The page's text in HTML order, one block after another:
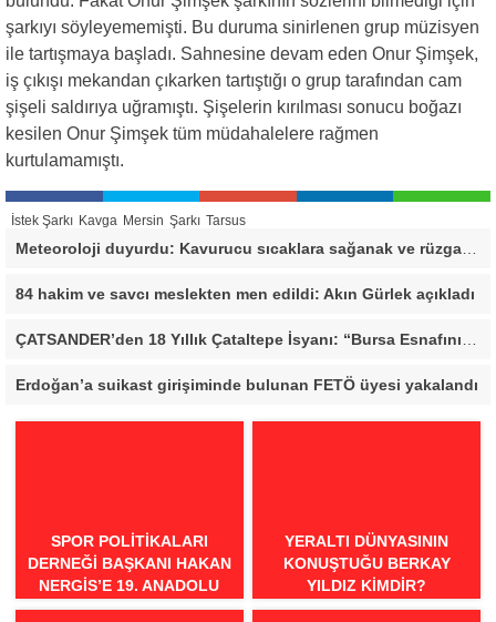
şarkıyı söyleyememişti. Bu duruma sinirlenen grup müzisyen
ile tartışmaya başladı. Sahnesine devam eden Onur Şimşek,
iş çıkışı mekandan çıkarken tartıştığı o grup tarafından cam
şişeli saldırıya uğramıştı. Şişelerin kırılması sonucu boğazı
kesilen Onur Şimşek tüm müdahalelere rağmen
kurtulamamıştı.
İstek Şarkı Kavga Mersin Şarkı Tarsus
Meteoroloji duyurdu: Kavurucu sıcaklara sağanak ve rüzgar arası
84 hakim ve savcı meslekten men edildi: Akın Gürlek açıkladı
Erdoğan’a suikast girişiminde bulunan FETÖ üyesi yakalandı
SPOR POLITIKALARI
DERNEĞI BAŞKANI HAKAN
NERGIS’E 19. ANADOLU
SPOR ÖDÜLLERI’NDE
YERALTI DÜNYASININ
KONUŞTUĞU BERKAY
YILDIZ KIMDIR?